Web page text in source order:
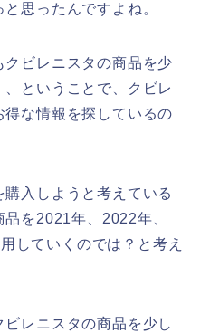
思ったんですよね。
ビレニスタの商品を少
ということで、クビレ
な情報を探しているの
入しようと考えている
を2021年、2022年、
していくのでは？と考え
レニスタの商品を少し